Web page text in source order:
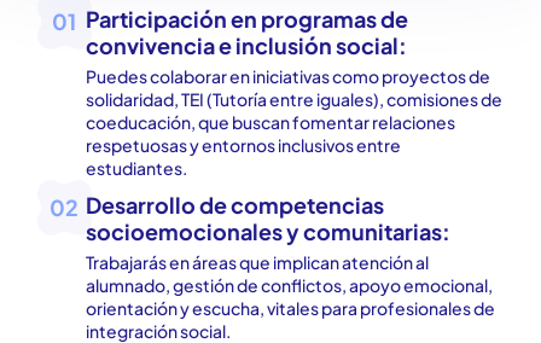
01 Participación en programas de
convivencia e inclusión social:
Puedes colaborar en iniciativas como proyectos de
solidaridad, TEI (Tutoría entre iguales), comisiones de
coeducación, que buscan fomentar relaciones
respetuosas y entornos inclusivos entre
estudiantes.
02 Desarrollo de competencias
socioemocionales y comunitarias:
Trabajarás en áreas que implican atención al
alumnado, gestión de conflictos, apoyo emocional,
orientación y escucha, vitales para profesionales de
integración social.